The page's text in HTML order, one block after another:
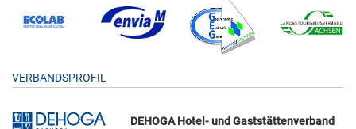
VERBANDSPROFIL
DEHOGA Hotel- und Gaststättenverband